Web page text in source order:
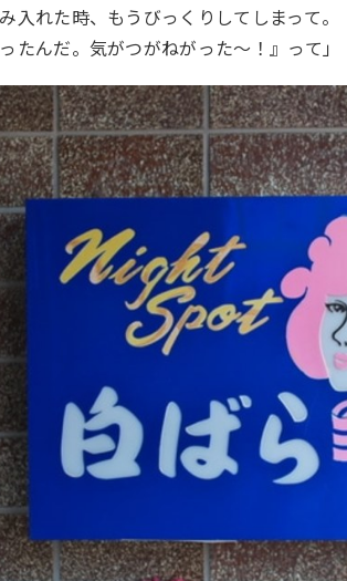
み入れた時、もうびっくりしてしまって
たんだ。気がつがねがった～！』って」